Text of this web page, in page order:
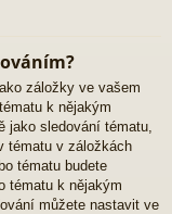
záložky ve vašem
k nějakým
jako sledování tématu,
tématu v záložkách
tématu budete
tématu k nějakým
můžete nastavit ve